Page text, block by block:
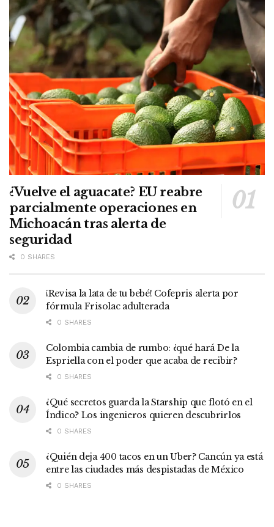
¿Vuelve el aguacate? EU reabre
parcialmente operaciones en
Michoacán tras alerta de
seguridad
0 SHARES
¡Revisa la lata de tu bebé! Cofepris alerta por
fórmula Frisolac adulterada
0 SHARES
Colombia cambia de rumbo: ¿qué hará De la
Espriella con el poder que acaba de recibir?
0 SHARES
¿Qué secretos guarda la Starship que flotó en el
Índico? Los ingenieros quieren descubrirlos
0 SHARES
¿Quién deja 400 tacos en un Uber? Cancún ya está
entre las ciudades más despistadas de México
0 SHARES